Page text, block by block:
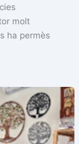
molt
ha permès